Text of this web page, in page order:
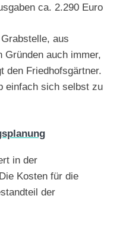
ca. 2.290 Euro
aus
Gründen auch immer,
den Friedhofsgärtner.
einfach sich selbst zu
in der
Kosten für die
der